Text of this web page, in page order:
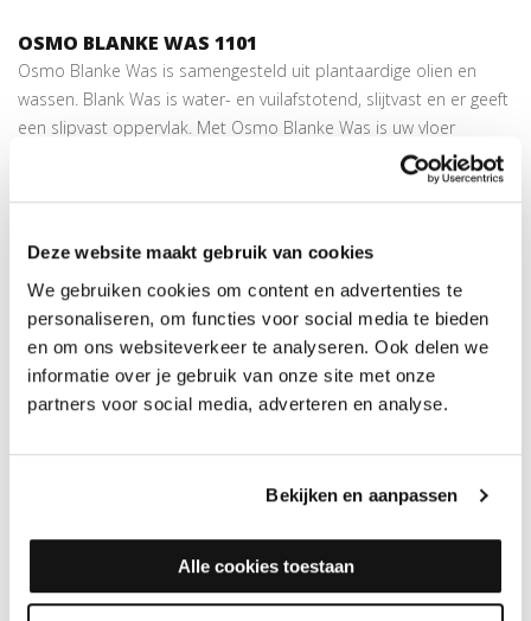
Deze website maakt gebruik van cookies
We gebruiken cookies om content en advertenties te
personaliseren, om functies voor social media te bieden
en om ons websiteverkeer te analyseren. Ook delen we
informatie over je gebruik van onze site met onze
partners voor social media, adverteren en analyse.
Bekijken en aanpassen
Alle cookies toestaan
OSMO BLANKE WAS 1101
Osmo Blanke Was is samengesteld uit plantaardige olien en
wassen. Blank Was is water- en vuilafstotend, slijtvast en er geeft
een slipvast oppervlak. Met Osmo Blanke Was is uw vloer
bestand tegen wijn, bier, cola, koffie, thee, vruchtensap, melk en
water. Na droging onschadelijk voor mens, dier en plant en veilig
VERWERKING OSMO BLANKE WAS
Breng een egale laag aan met een roller, kwast of vloerborstel in
de lengterichting van het hout met de nerf mee. De eerste laag
ongeveer 30 minuten laten intrekken hierna de overtollig olie
verwijderen met een katoenen doek of boenmachine. Na een
droogtijd van ongeveer 12-24 uur een tweede laag op dezelfde
exotische houtsoorten volstaat een behandeling in twee lagen.
hierdoor adviseren wij op deze houtsoorten een derde laag.
AANBRENGEN OP BEHANDELD HOUT OSMO BLANKE